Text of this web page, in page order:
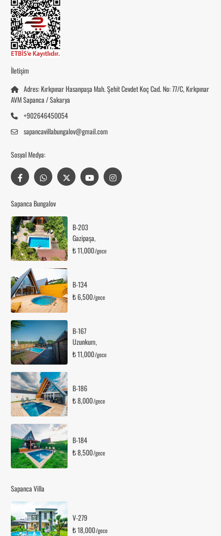
İletişim
Adres: Kırkpınar Hasanpaşa Mah. Şehit Cevdet Koç Cad. No: 77/C, Kırkpınar
AVM Sapanca / Sakarya
+902646450054
sapancavillabungalov@gmail.com
Sosyal Medya:
Sapanca Bungalov
B-203
Gazipaşa,
₺ 11,000/gece
B-134
₺ 6,500/gece
B-167
Uzunkum,
₺ 11,000/gece
B-186
₺ 8,000/gece
B-184
₺ 8,500/gece
Sapanca Villa
V-279
₺ 18,000/gece